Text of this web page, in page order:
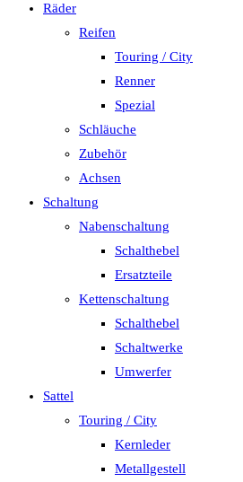
Räder
Reifen
Touring / City
Renner
Spezial
Schläuche
Zubehör
Achsen
Schaltung
Nabenschaltung
Schalthebel
Ersatzteile
Kettenschaltung
Schalthebel
Schaltwerke
Umwerfer
Sattel
Touring / City
Kernleder
Metallgestell